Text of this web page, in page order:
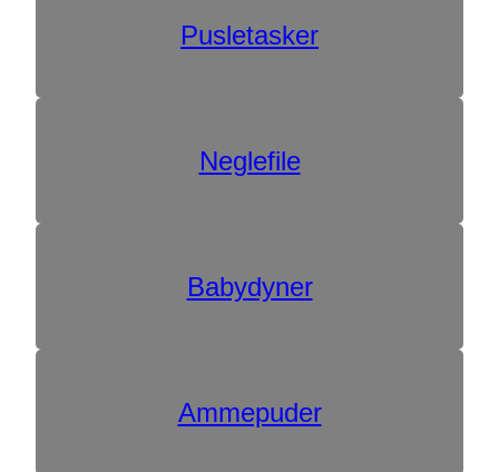
Pusletasker
Neglefile
Babydyner
Ammepuder